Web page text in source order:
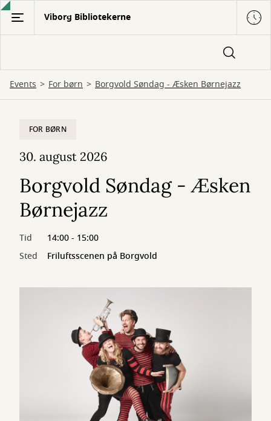
Gå
hovedindhold
Viborg Bibliotekerne
Events For børn Borgvold Søndag - Æsken Børnejazz
FOR BØRN
30. august 2026
Borgvold Søndag - Æsken
Børnejazz
Tid
14:00 - 15:00
Sted
Friluftsscenen på Borgvold